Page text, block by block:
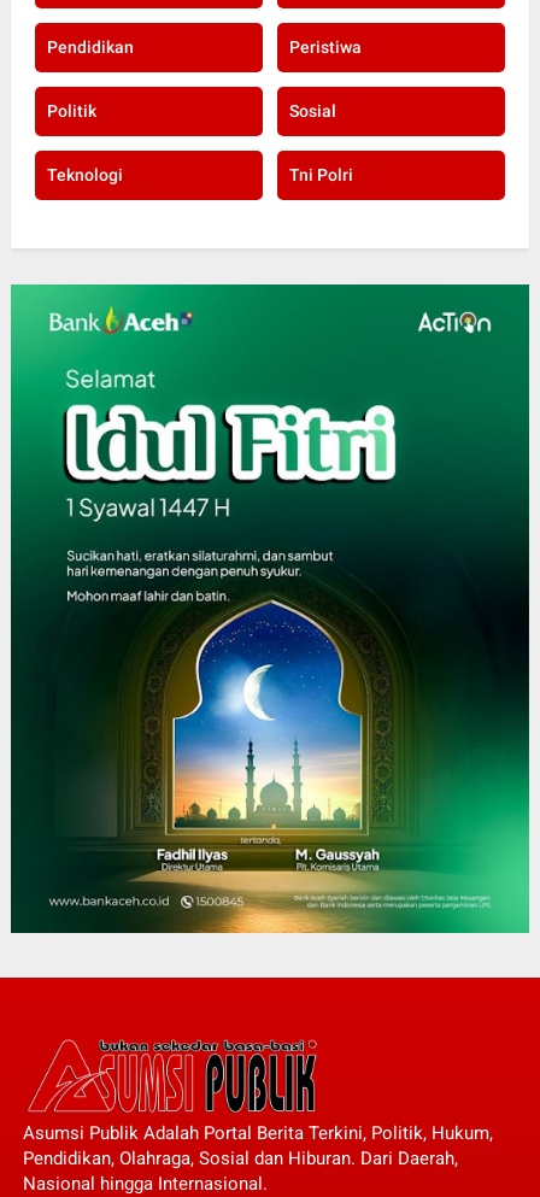
Pendidikan Peristiwa
Politik Sosial
Teknologi Tni Polri
Asumsi Publik Adalah Portal Berita Terkini, Politik, Hukum,
Pendidikan, Olahraga, Sosial dan Hiburan. Dari Daerah,
Nasional hingga Internasional.